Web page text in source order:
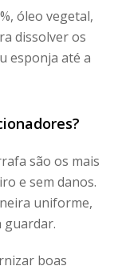
óleo vegetal,
dissolver os
esponja até a
são os mais
e sem danos.
uniforme,
boas